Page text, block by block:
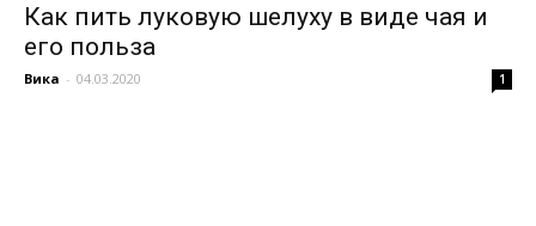
Как пить луковую шелуху в виде чая и
его польза
Вика - 04.03.2020 1